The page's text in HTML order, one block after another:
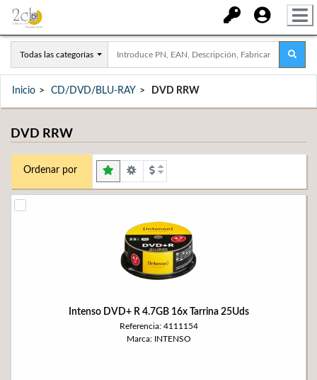
Todas las categorías
Inicio CD/DVD/BLU-RAY DVD RRW
DVD RRW
Ordenar por
Intenso DVD+ R 4.7GB 16x Tarrina 25Uds
Referencia: 4111154
Marca: INTENSO